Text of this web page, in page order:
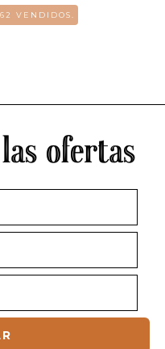
VENDIDOS.
ofertas